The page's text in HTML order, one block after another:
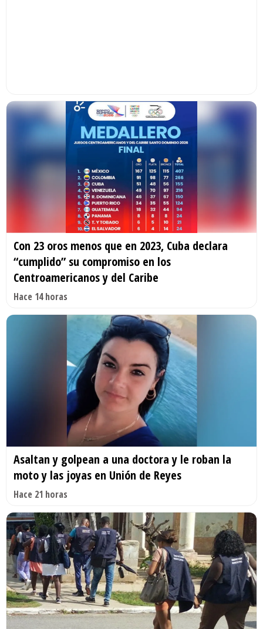
Con 23 oros menos que en 2023, Cuba declara
“cumplido” su compromiso en los
Centroamericanos y del Caribe
Hace 14 horas
Asaltan y golpean a una doctora y le roban la
moto y las joyas en Unión de Reyes
Hace 21 horas